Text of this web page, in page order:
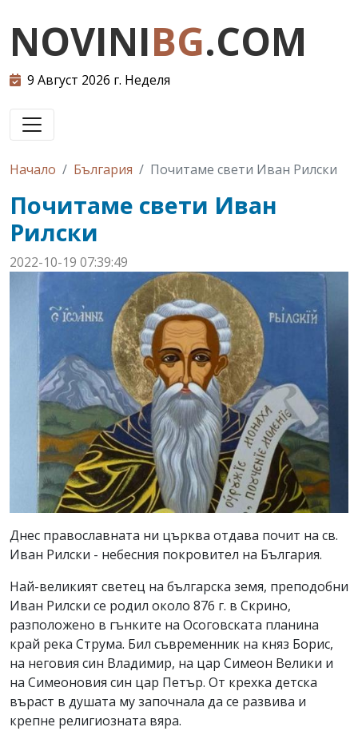
NOVINIBG.COM
9 Август 2026 г. Неделя
Начало България Почитаме свети Иван Рилски
Почитаме свети Иван
Рилски
2022-10-19 07:39:49
Днес православната ни църква отдава почит на св.
Иван Рилски - небесния покровител на България.
Най-великият светец на българска земя, преподобни
Иван Рилски се родил около 876 г. в Скрино,
разположено в гънките на Осоговската планина
край река Струма. Бил съвременник на княз Борис,
на неговия син Владимир, на цар Симеон Велики и
на Симеоновия син цар Петър. От крехка детска
въраст в душата му започнала да се развива и
крепне религиозната вяра.